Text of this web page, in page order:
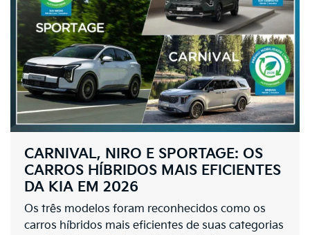
CARNIVAL, NIRO E SPORTAGE: OS
CARROS HÍBRIDOS MAIS EFICIENTES
DA KIA EM 2026
Os três modelos foram reconhecidos como os
carros híbridos mais eficientes de suas categorias